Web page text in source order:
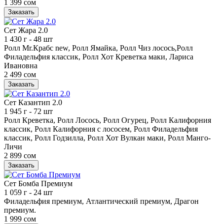
1 399 сом
Заказать
Сет Жара 2.0
1 430 г - 48 шт
Ролл Mr.Крабс new, Ролл Ямайка, Ролл Чиз лосось,Ролл
Филадельфия классик, Ролл Хот Креветка маки, Лариса
Ивановна
2 499 сом
Заказать
Сет Казантип 2.0
1 945 г - 72 шт
Ролл Креветка, Ролл Лосось, Ролл Огурец, Ролл Калифорния
классик, Ролл Калифорния с лососем, Ролл Филадельфия
классик, Ролл Годзилла, Ролл Хот Вулкан маки, Ролл Манго-
Личи
2 899 сом
Заказать
Сет Бомба Премиум
1 059 г - 24 шт
Филадельфия премиум, Атлантический премиум, Драгон
премиум.
1 999 сом